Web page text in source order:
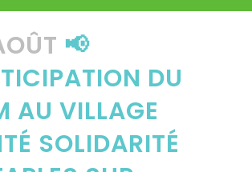
📢
DU
AU VILLAGE
SOLIDARITÉ